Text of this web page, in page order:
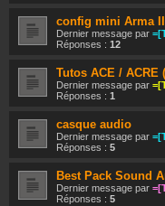
config mini Arma III
Dernier message par
Réponses : 12
Tutos ACE / ACRE
Dernier message par
Réponses : 1
casque audio
Dernier message par
Réponses : 5
Best Pack Sound
Dernier message par
Réponses : 5